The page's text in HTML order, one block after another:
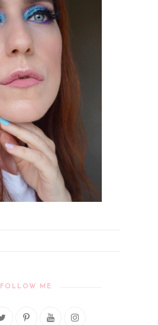
FOLLOW ME